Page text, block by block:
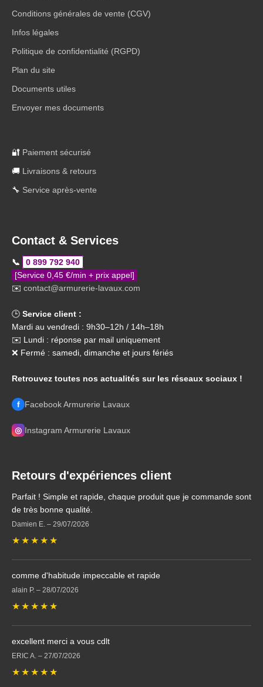
Conditions générales de vente (CGV)
Infos légales
Politique de confidentialité (RGPD)
Plan du site
Documents utiles
Envoyer mes documents
🔐 Paiement sécurisé
🚚 Livraisons & retours
🔧 Service après-vente
Contact & Services
📞
0 899 792 940
[Service 0,45 €/min + prix appel]
✉️ contact@armurerie-lavaux.com
🕒 Service client :
Mardi au vendredi : 9h30–12h / 14h–18h
✉️ Lundi : réponse par mail uniquement
❌ Fermé : samedi, dimanche et jours fériés
Retrouvez toutes nos actualités sur les réseaux sociaux !
f Facebook Armurerie Lavaux
◎ Instagram Armurerie Lavaux
Retours d'expériences client
Parfait ! Simple et rapide, chaque produit que je commande sont
de très bonne qualité.
Damien E. – 29/07/2026
★ ★ ★ ★ ★
comme d'habitude impeccable et rapide
alain P. – 28/07/2026
★ ★ ★ ★ ★
excellent merci a vous cdlt
ERIC A. – 27/07/2026
★ ★ ★ ★ ★